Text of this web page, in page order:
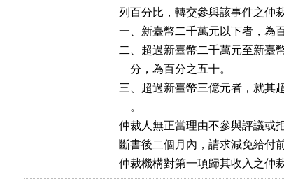
列百分比，轉交參與該事件之仲
一、新臺幣二千萬元以下者，為
二、超過新臺幣二千萬元至新臺
    分，為百分之五十。
三、超過新臺幣三億元者，就其
    。
仲裁人無正當理由不參與評議或
斷書後二個月內，請求減免給付